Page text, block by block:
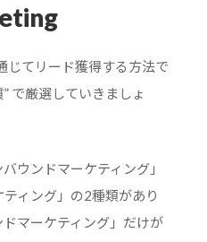
じてリード獲得する方法で
” で厳選していきましょ
ウンドマーケティング」
ィング」の2種類があり
マーケティング」だけが